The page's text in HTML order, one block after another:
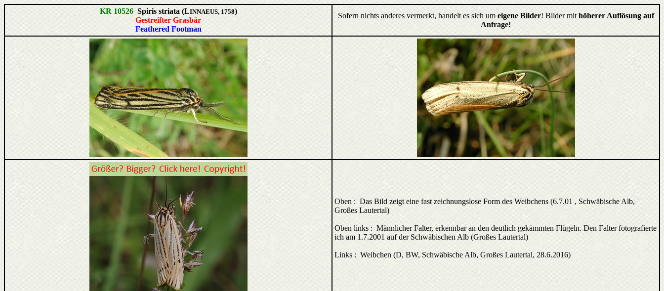
KR 10526 Spiris striata (LINNAEUS, 1758)
Gestreifter Grasbär
Feathered Footman
Sofern nichts anderes vermerkt, handelt es sich um eigene Bilder! Bilder mit höherer Auflösung auf
Anfrage!
Oben : Das Bild zeigt eine fast zeichnungslose Form des Weibchens (6.7.01 , Schwäbische Alb,
Großes Lautertal)
Oben links : Männlicher Falter, erkennbar an den deutlich gekämmten Flügeln. Den Falter fotografierte
ich am 1.7.2001 auf der Schwäbischen Alb (Großes Lautertal)
Links : Weibchen (D, BW, Schwäbische Alb, Großes Lautertal, 28.6.2016)